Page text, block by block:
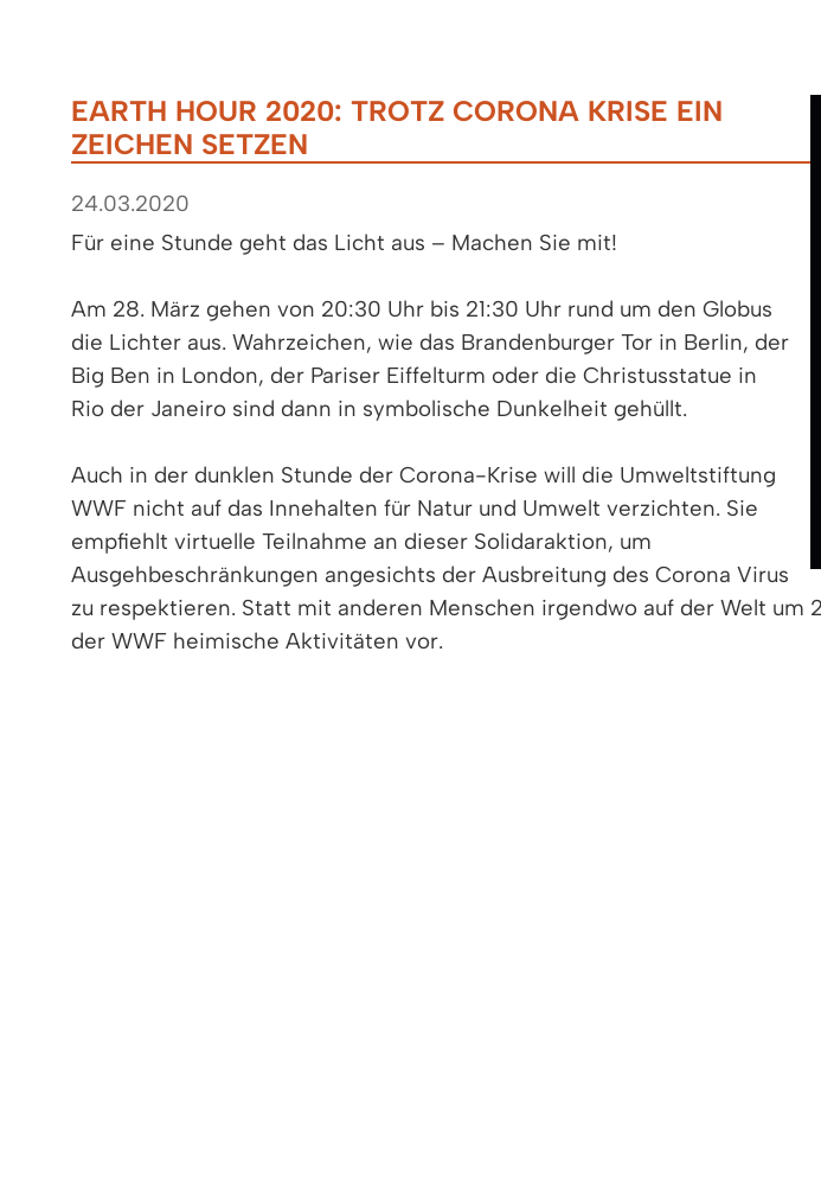
EARTH HOUR 2020: TROTZ CORONA KRISE EIN
ZEICHEN SETZEN
24.03.2020
Für eine Stunde geht das Licht aus – Machen Sie mit!
Am 28. März gehen von 20:30 Uhr bis 21:30 Uhr rund um den Globus
die Lichter aus. Wahrzeichen, wie das Brandenburger Tor in Berlin, der
Big Ben in London, der Pariser Eiffelturm oder die Christusstatue in
Rio der Janeiro sind dann in symbolische Dunkelheit gehüllt.
Auch in der dunklen Stunde der Corona-Krise will die Umweltstiftung
WWF nicht auf das Innehalten für Natur und Umwelt verzichten. Sie
empfiehlt virtuelle Teilnahme an dieser Solidaraktion, um
Ausgehbeschränkungen angesichts der Ausbreitung des Corona Virus
zu respektieren. Statt mit anderen Menschen irgendwo auf der Welt
der WWF heimische Aktivitäten vor.